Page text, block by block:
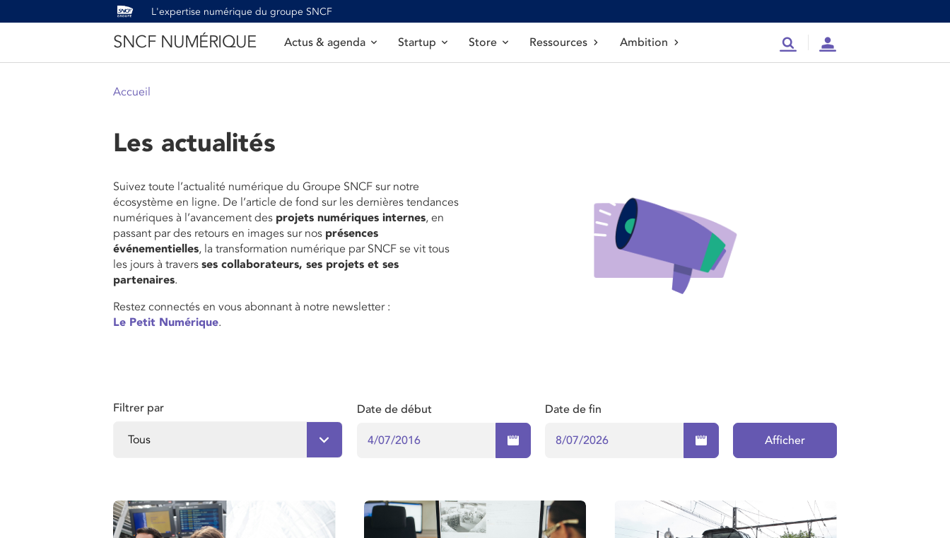
L'expertise numérique du groupe SNCF
SNCF NUMÉRIQUE Actus & agenda Startup Store Ressources Ambition RechercheCompte
Accueil
Les actualités
Suivez toute l’actualité numérique du Groupe SNCF sur notre
écosystème en ligne. De l’article de fond sur les dernières tendances
numériques à l’avancement des projets numériques internes, en
passant par des retours en images sur nos présences
événementielles, la transformation numérique par SNCF se vit tous
les jours à travers ses collaborateurs, ses projets et ses
partenaires.
Restez connectés en vous abonnant à notre newsletter :
Le Petit Numérique.
Filtrer par Date de début Date de fin
Afficher